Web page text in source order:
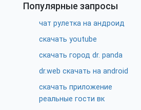
Популярные запросы
чат рулетка на андроид
скачать youtube
скачать город dr. panda
dr.web скачать на android
скачать приложение
реальные гости вк